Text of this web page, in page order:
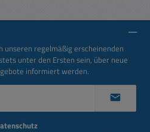
unseren regelmäßig erscheinenden
unter den Ersten sein, über neue
informiert werden.